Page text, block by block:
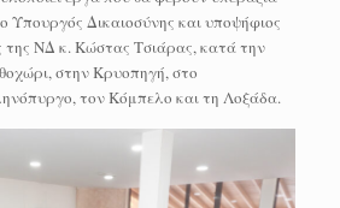
Υπουργός Δικαιοσύνης και υποψήφιος
της ΝΔ κ. Κώστας Τσιάρας, κατά την
στην Κρυοπηγή, στο
τον Κόμπελο και τη Λοξάδα.